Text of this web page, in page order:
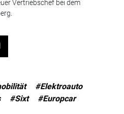
Vertriebschef bei dem
#Elektroauto
#Sixt #Europcar